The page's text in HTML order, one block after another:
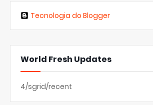
Tecnologia do Blogger
World Fresh Updates
4/sgrid/recent